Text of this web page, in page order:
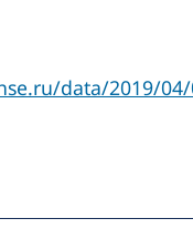
data/2019/